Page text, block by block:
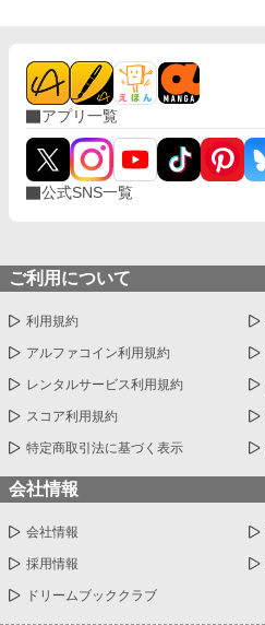
アプリ一覧
公式SNS一覧
ご利用について
利用規約
アルファコイン利用規約
レンタルサービス利用規約
スコア利用規約
特定商取引法に基づく表示
会社情報
会社情報
採用情報
ドリームブッククラブ